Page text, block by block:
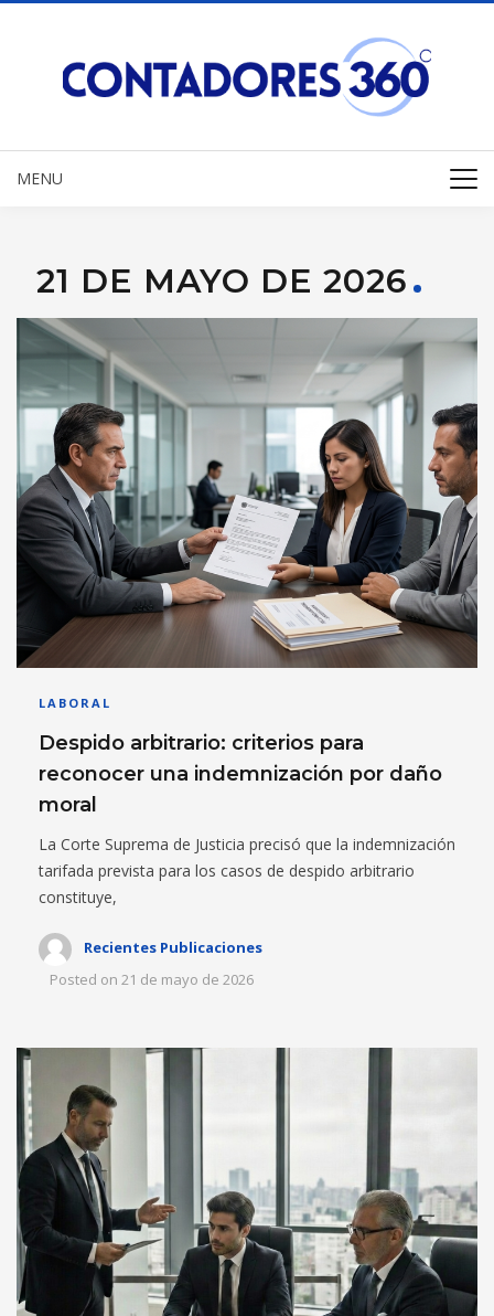
MENU
21 DE MAYO DE 2026
LABORAL
Despido arbitrario: criterios para
reconocer una indemnización por daño
moral
La Corte Suprema de Justicia precisó que la indemnización
tarifada prevista para los casos de despido arbitrario
constituye,
Recientes Publicaciones
Posted on 21 de mayo de 2026